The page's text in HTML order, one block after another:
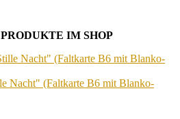
IM SHOP
Nacht" (Faltkarte B6 mit Blanko-